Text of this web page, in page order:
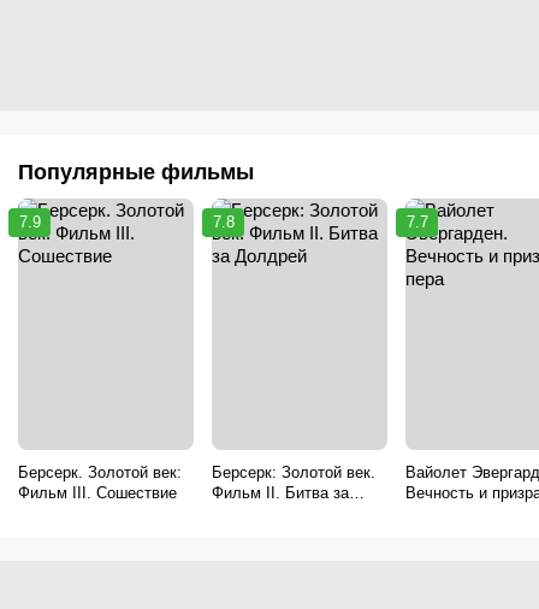
Популярные фильмы
7.9
Берсерк. Золотой век:
Фильм III. Сошествие
7.8
Берсерк: Золотой век.
Фильм II. Битва за
7.7
Вайолет
Вечность и